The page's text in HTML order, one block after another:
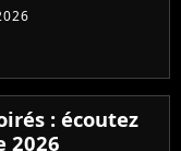
pour proposer
spectacle.
compter
d'une
: écoutez
2026